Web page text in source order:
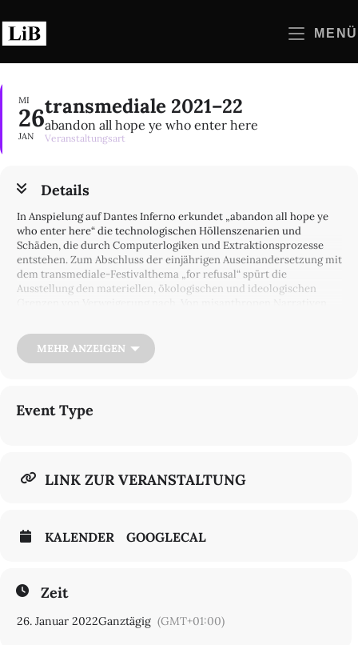
Inhalt
springen
MENÜ
MI
26
JAN
transmediale 2021–22
abandon all hope ye who enter here
Veranstaltungsart
Details
In Anspielung auf Dantes Inferno erkundet „abandon all hope ye
who enter here“ die technologischen Höllenszenarien und
Schäden, die durch Computerlogiken und Extraktionsprozesse
entstehen. Zum Abschluss der einjährigen Auseinandersetzung mit
dem transmediale-Festivalthema „for refusal“ spürt die
Ausstellung den materiellen, ökologischen und ideologischen
sie sich den durch technologische und algorithmische Kräfte
konstruierten Realitäten. Anhand einer kritischen Reflexion der
Modalitäten von Macht im militärischen Unterhaltungssektor und
technologischen Infrastrukturen infrage.
€ 8/5
MEHR ANZEIGEN
Event Type
LINK ZUR VERANSTALTUNG
KALENDER GOOGLECAL
Zeit
26. Januar 2022Ganztägig (GMT+01:00)